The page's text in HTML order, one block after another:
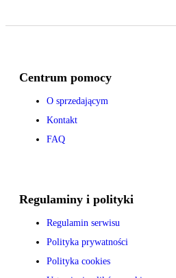
Centrum pomocy
O sprzedającym
Kontakt
FAQ
Regulaminy i polityki
Regulamin serwisu
Polityka prywatności
Polityka cookies